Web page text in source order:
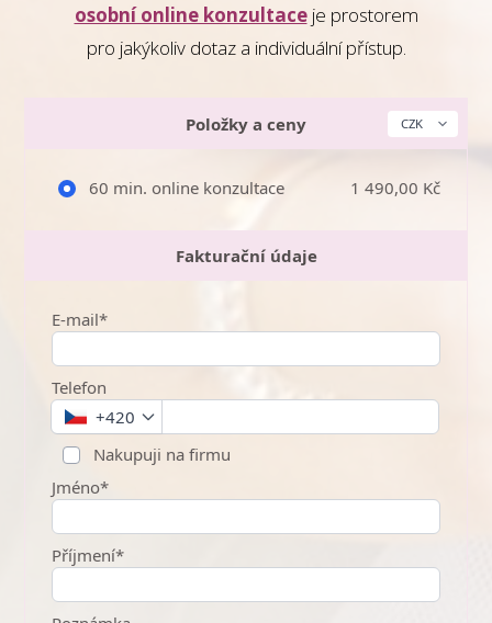
osobní online konzultaceje prostorem
pro jakýkoliv dotaz a individuální přístup.
Položky a ceny
60 min. online konzultace 1 490,00 Kč
Fakturační údaje
E-mail*
Telefon
+420
Nakupuji na firmu
Jméno*
Příjmení*